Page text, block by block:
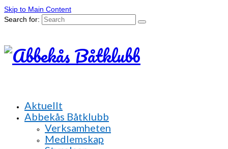
Skip to Main Content
Search for:
Aktuellt
Abbekås Båtklubb
Verksamheten
Medlemskap